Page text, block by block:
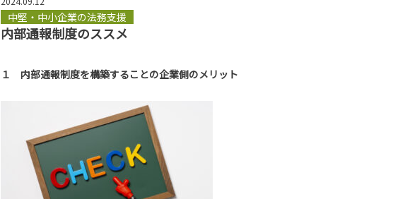
中堅・中小企業の法務支援
内部通報制度のススメ
１ 内部通報制度を構築することの企業側のメリット